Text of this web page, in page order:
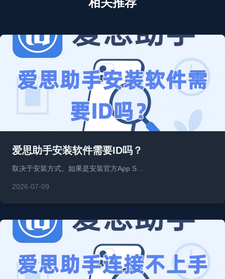
爱思助手安装软件需要ID吗？
取决于安装方式。如果是安装官方App S…
2026-07-09